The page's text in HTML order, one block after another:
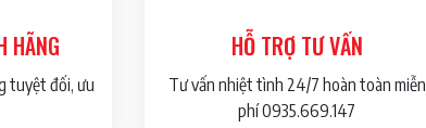
HÃNG
tuyệt đối, ưu
HỖ TRỢ TƯ VẤN
Tư vấn nhiệt tình 24/7 hoàn toàn miễn
phí 0935.669.147